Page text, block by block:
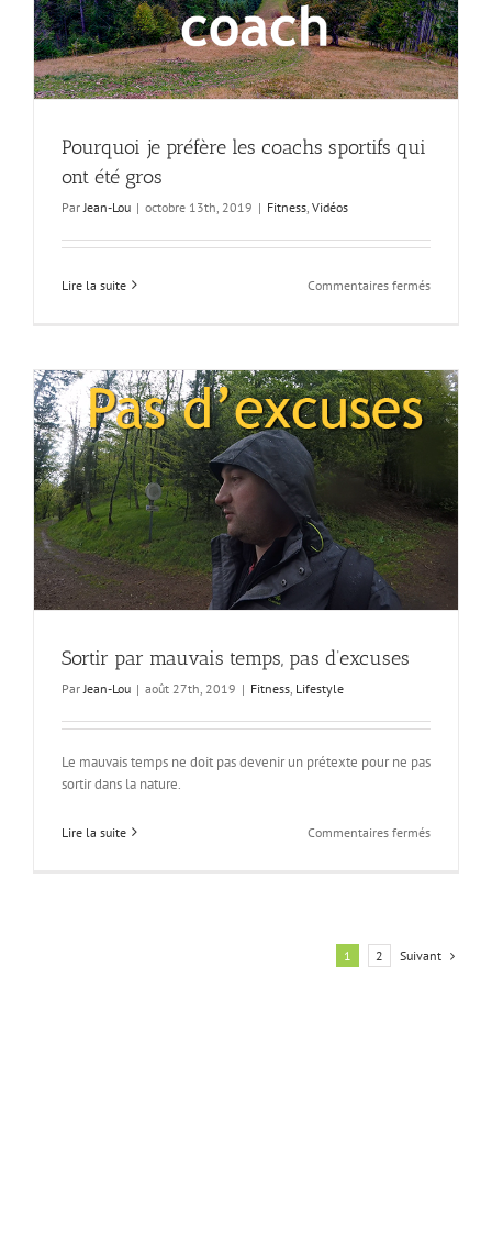
14-
140mm
II
Pourquoi je préfère les coachs sportifs qui
ont été gros
Par Jean-Lou | octobre 13th, 2019 | Fitness Vidéos
Lire la suite Commentaires ferméssur
coachs
sportifs
qui
Sortir par mauvais temps, pas d’excuses
Par Jean-Lou | août 27th, 2019 | Fitness Lifestyle
Le mauvais temps ne doit pas devenir un prétexte pour ne pas
sortir dans la nature.
Lire la suite Commentaires ferméssur
d’excuses
1 2 Suivant